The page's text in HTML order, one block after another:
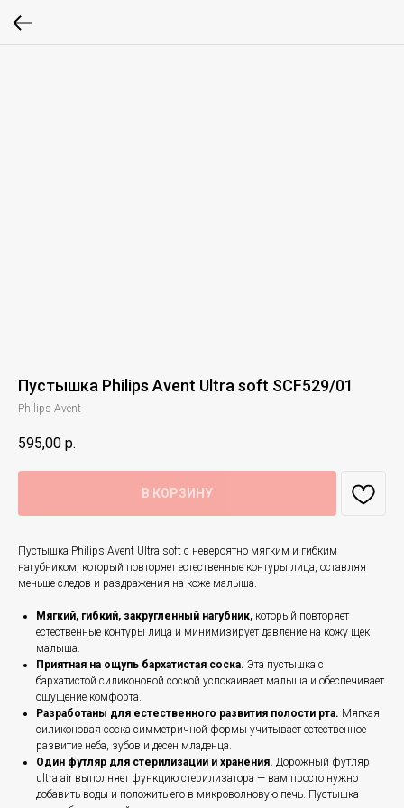
Пустышка Philips Avent Ultra soft SCF529/01
Philips Avent
595,00 р.
В КОРЗИНУ
Пустышка Philips Avent Ultra soft с невероятно мягким и гибким
нагубником, который повторяет естественные контуры лица, оставляя
меньше следов и раздражения на коже малыша.
Мягкий, гибкий, закругленный нагубник, который повторяет
естественные контуры лица и минимизирует давление на кожу щек
малыша.
Приятная на ощупь бархатистая соска. Эта пустышка с
бархатистой силиконовой соской успокаивает малыша и обеспечивает
ощущение комфорта.
Разработаны для естественного развития полости рта. Мягкая
силиконовая соска симметричной формы учитывает естественное
развитие неба, зубов и десен младенца.
Один футляр для стерилизации и хранения. Дорожный футляр
ultra air выполняет функцию стерилизатора — вам просто нужно
добавить воды и положить его в микроволновую печь. Пустышка